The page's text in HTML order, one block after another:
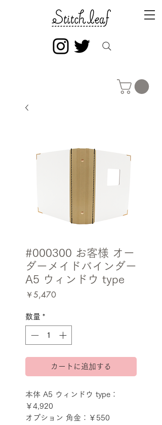
#000300 お客様 オー
ダーメイドバインダー
A5 ウィンドウ type
￥5,470価
数量 *
カートに追加する
本体 A5 ウィンドウ type：
￥4,920
オプション 角金：￥550